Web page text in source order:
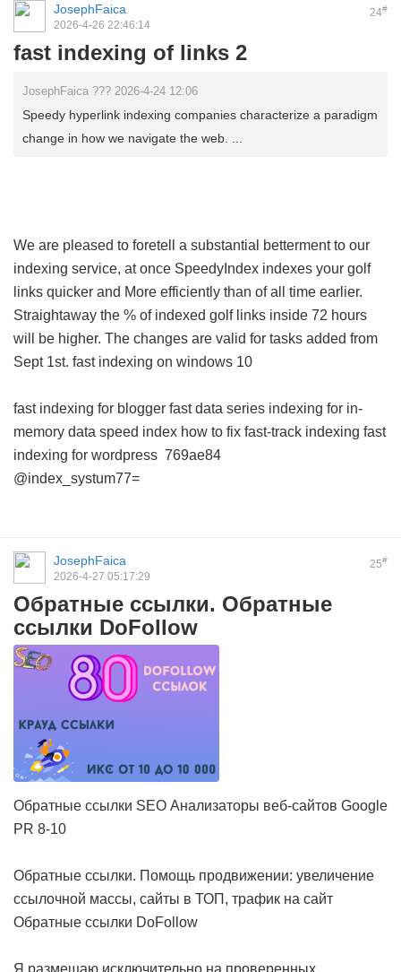
24#
JosephFaica
2026-4-26 22:46:14
fast indexing of links 2
JosephFaica ??? 2026-4-24 12:06
Speedy hyperlink indexing companies characterize a paradigm
change in how we navigate the web. ...
We are pleased to foretell a substantial betterment to our
indexing service, at once SpeedyIndex indexes your golf
links quicker and More efficiently than of all time earlier.
Straightaway the % of indexed golf links inside 72 hours
will be higher. The changes are valid for tasks added from
Sept 1st. fast indexing on windows 10
fast indexing for blogger fast data series indexing for in-
memory data speed index how to fix fast-track indexing fast
indexing for wordpress 769ae84
@index_systum77=
25#
JosephFaica
2026-4-27 05:17:29
Обратные ссылки. Обратные
ссылки DoFollow
Обратные ссылки SEO Анализаторы веб-сайтов Google
PR 8-10
Обратные ссылки. Помощь продвижении: увеличение
ссылочной массы, сайты в ТОП, трафик на сайт
Обратные ссылки DoFollow
Я размещаю исключительно на проверенных